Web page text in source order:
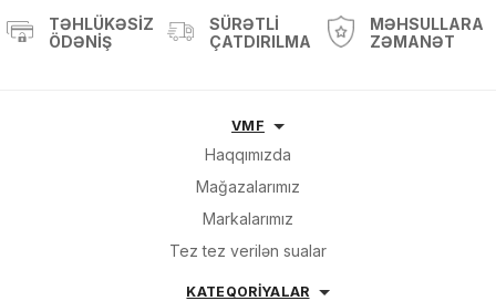
TƏHLÜKƏSIZ
ÖDƏNIŞ
SÜRƏTLI
ÇATDIRILMA
MƏHSULLARA
ZƏMANƏT
VMF
Haqqımızda
Mağazalarımız
Markalarımız
Tez tez verilən sualar
KATEQORİYALAR